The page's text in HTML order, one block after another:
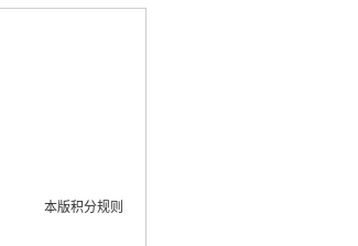
本版积分规则